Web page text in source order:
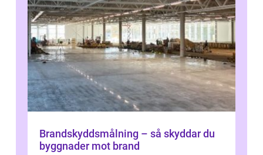
Brandskyddsmålning – så skyddar du
byggnader mot brand